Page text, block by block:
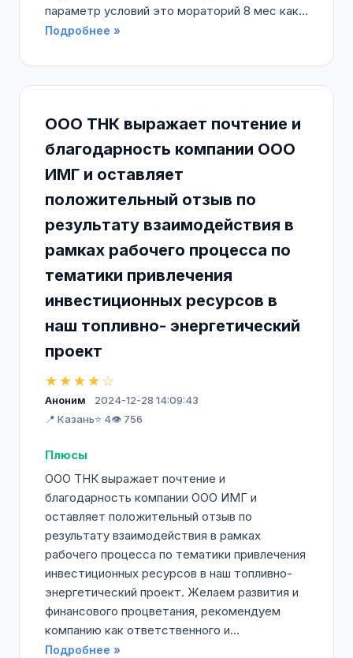
параметр условий это мораторий 8 мес как...
Подробнее »
ООО ТНК выражает почтение и
благодарность компании ООО
ИМГ и оставляет
положительный отзыв по
результату взаимодействия в
рамках рабочего процесса по
тематики привлечения
инвестиционных ресурсов в
наш топливно- энергетический
проект
★★★★☆
Аноним
2024-12-28 14:09:43
📍 Казань⭐ 4👁️ 756
Плюсы
ООО ТНК выражает почтение и
благодарность компании ООО ИМГ и
оставляет положительный отзыв по
результату взаимодействия в рамках
рабочего процесса по тематики привлечения
инвестиционных ресурсов в наш топливно-
энергетический проект. Желаем развития и
финансового процветания, рекомендуем
компанию как ответственного и...
Подробнее »